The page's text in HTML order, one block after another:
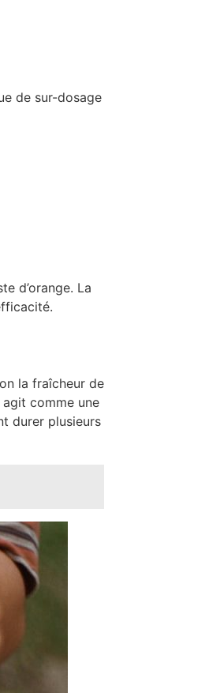
de sur-dosage
d’orange. La
la fraîcheur de
comme une
durer plusieurs